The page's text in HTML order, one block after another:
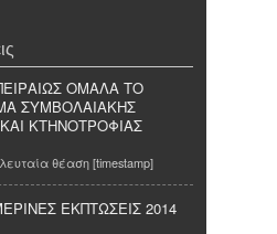
ΟΜΑΛΑ ΤΟ
ΣΥΜΒΟΛΑΙΑΚΗΣ
ΚΤΗΝΟΤΡΟΦΙΑΣ
θέαση [timestamp]
ΕΚΠΤΩΣΕΙΣ 2014